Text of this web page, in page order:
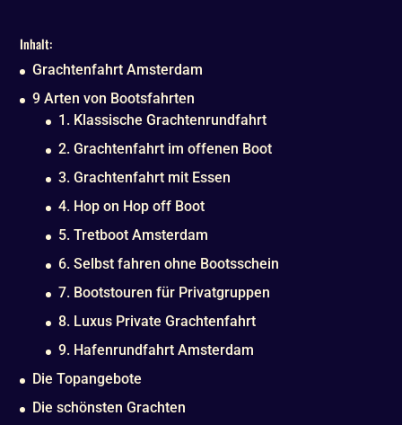
Inhalt:
Grachtenfahrt Amsterdam
9 Arten von Bootsfahrten
1. Klassische Grachtenrundfahrt
2. Grachtenfahrt im offenen Boot
3. Grachtenfahrt mit Essen
4. Hop on Hop off Boot
5. Tretboot Amsterdam
6. Selbst fahren ohne Bootsschein
7. Bootstouren für Privatgruppen
8. Luxus Private Grachtenfahrt
9. Hafenrundfahrt Amsterdam
Die Topangebote
Die schönsten Grachten